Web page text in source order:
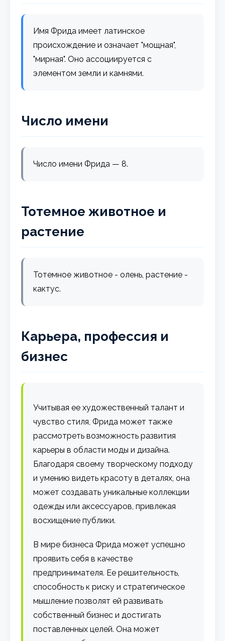
Имя Фрида имеет латинское
происхождение и означает "мощная",
"мирная". Оно ассоциируется с
элементом земли и камнями.
Число имени
Число имени Фрида — 8.
Тотемное животное и
растение
Тотемное животное - олень, растение -
кактус.
Карьера, профессия и
бизнес
Учитывая ее художественный талант и
чувство стиля, Фрида может также
рассмотреть возможность развития
карьеры в области моды и дизайна.
Благодаря своему творческому подходу
и умению видеть красоту в деталях, она
может создавать уникальные коллекции
одежды или аксессуаров, привлекая
восхищение публики.
В мире бизнеса Фрида может успешно
проявить себя в качестве
предпринимателя. Ее решительность,
способность к риску и стратегическое
мышление позволят ей развивать
собственный бизнес и достигать
поставленных целей. Она может